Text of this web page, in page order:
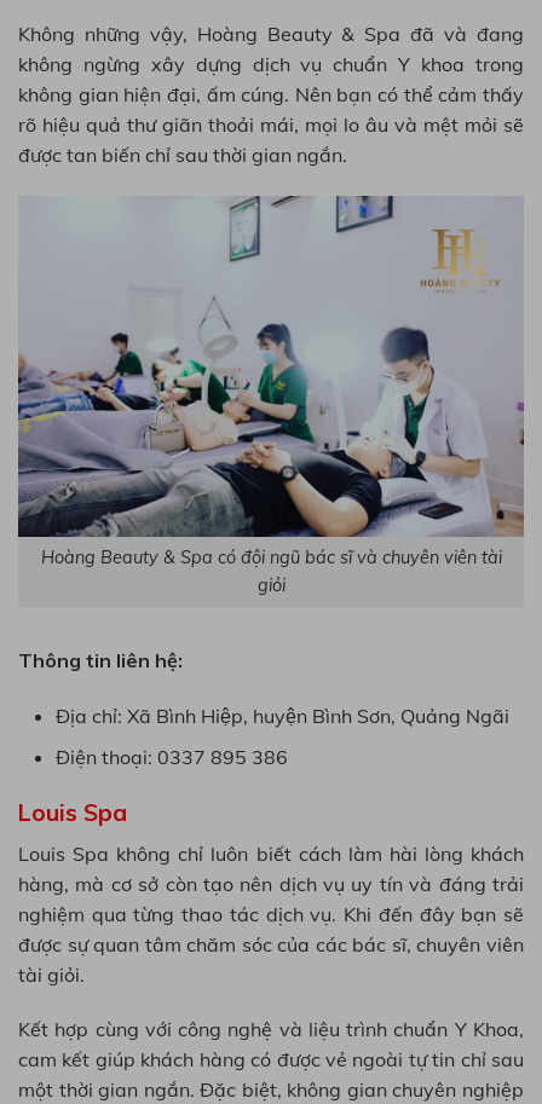
Không những vậy, Hoàng Beauty & Spa đã và đang
không ngừng xây dựng dịch vụ chuẩn Y khoa trong
không gian hiện đại, ấm cúng. Nên bạn có thể cảm thấy
rõ hiệu quả thư giãn thoải mái, mọi lo âu và mệt mỏi sẽ
được tan biến chỉ sau thời gian ngắn.
Hoàng Beauty & Spa có đội ngũ bác sĩ và chuyên viên tài
giỏi
Thông tin liên hệ:
Địa chỉ: Xã Bình Hiệp, huyện Bình Sơn, Quảng Ngãi
Điện thoại: 0337 895 386
Louis Spa
Louis Spa không chỉ luôn biết cách làm hài lòng khách
hàng, mà cơ sở còn tạo nên dịch vụ uy tín và đáng trải
nghiệm qua từng thao tác dịch vụ. Khi đến đây bạn sẽ
được sự quan tâm chăm sóc của các bác sĩ, chuyên viên
tài giỏi.
Kết hợp cùng với công nghệ và liệu trình chuẩn Y Khoa,
cam kết giúp khách hàng có được vẻ ngoài tự tin chỉ sau
một thời gian ngắn. Đặc biệt, không gian chuyên nghiệp